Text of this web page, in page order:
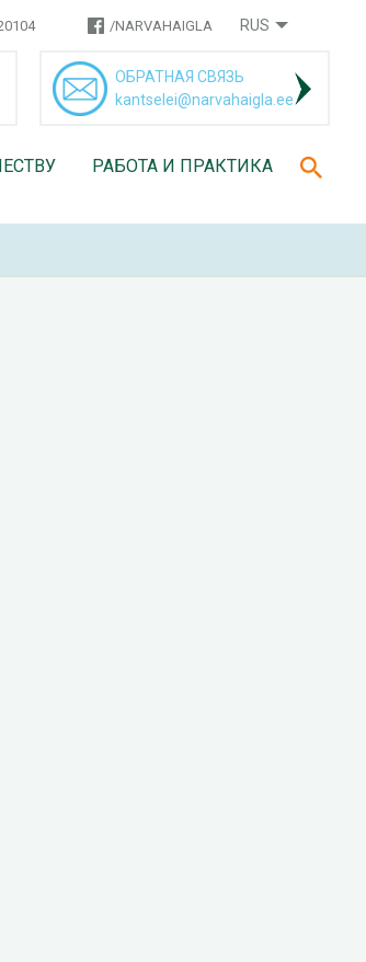
RUS
/NARVAHAIGLA
ОБРАТНАЯ СВЯЗЬ
kantselei@narvahaigla.ee
РАБОТА И ПРАКТИКА